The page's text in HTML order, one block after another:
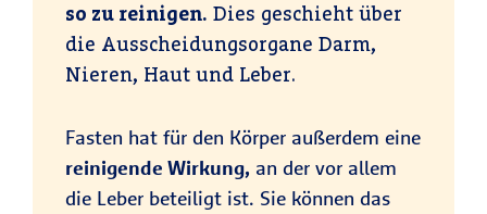
so zu reinigen. Dies geschieht über
die Ausscheidungsorgane Darm,
Nieren, Haut und Leber.
Fasten hat für den Körper außerdem eine
reinigende Wirkung, an der vor allem
die Leber beteiligt ist. Sie können das